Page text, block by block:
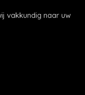
vakkundig naar uw